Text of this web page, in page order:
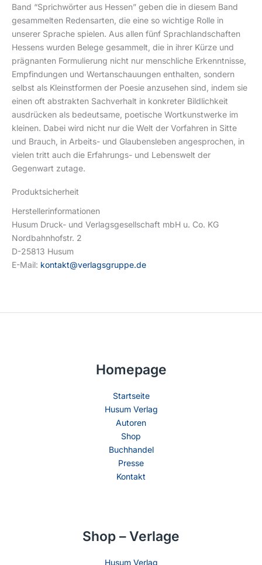
Band “Sprichwörter aus Hessen” geben die in diesem Band
gesammelten Redensarten, die eine so wichtige Rolle in
unserer Sprache spielen. Aus allen fünf Sprachlandschaften
Hessens wurden Belege gesammelt, die in ihrer Kürze und
prägnanten Formulierung nicht nur menschliche Erkenntnisse,
Empfindungen und Wertanschauungen enthalten, sondern
selbst als Kleinstformen der Poesie anzusehen sind, indem sie
einen oft abstrakten Sachverhalt in konkreter Bildlichkeit
ausdrücken als bedeutsame, poetische Wortkunstwerke im
kleinen. Dabei wird nicht nur die Welt der Vorfahren in Sitte
und Brauch, in Arbeits- und Glaubensleben angesprochen, in
vielen tritt auch die Erfahrungs- und Lebenswelt der
Gegenwart zutage.
Produktsicherheit
Herstellerinformationen
Husum Druck- und Verlagsgesellschaft mbH u. Co. KG
Nordbahnhofstr. 2
D-25813 Husum
E-Mail: kontakt@verlagsgruppe.de
Homepage
Startseite
Husum Verlag
Autoren
Shop
Buchhandel
Presse
Kontakt
Shop – Verlage
Husum Verlag